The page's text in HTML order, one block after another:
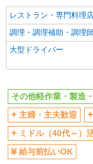
レストラン・専門料理
調理・調理補助・調理
大型ドライバー
その他軽作業・製造
主婦・主夫歓迎
ミドル（40代～）
給与前払いOK